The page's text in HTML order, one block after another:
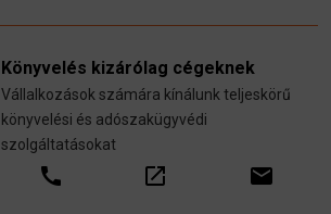
Könyvelés kizárólag cégeknek
Vállalkozások számára kínálunk teljeskörű
könyvelési és adószakügyvédi
szolgáltatásokat
call open_in_new email